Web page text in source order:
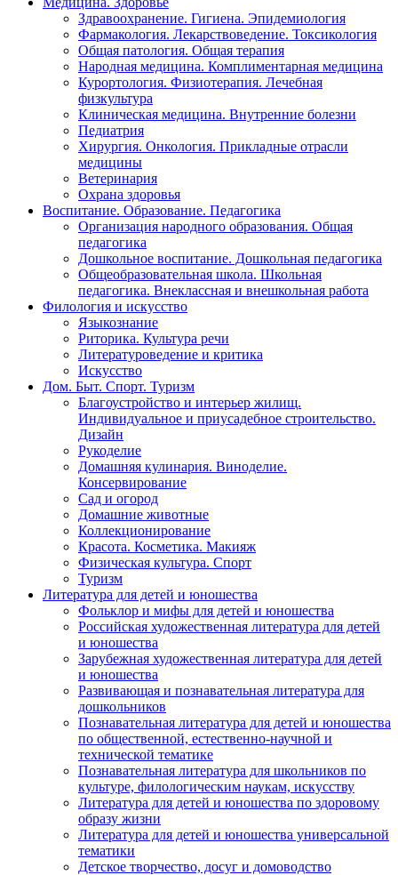
Здравоохранение. Гигиена. Эпидемиология
Фармакология. Лекарствоведение. Токсикология
Общая патология. Общая терапия
Народная медицина. Комплиментарная медицина
Курортология. Физиотерапия. Лечебная
физкультура
Клиническая медицина. Внутренние болезни
Педиатрия
Хирургия. Онкология. Прикладные отрасли
медицины
Ветеринария
Охрана здоровья
Воспитание. Образование. Педагогика
Организация народного образования. Общая
педагогика
Дошкольное воспитание. Дошкольная педагогика
Общеобразовательная школа. Школьная
педагогика. Внеклассная и внешкольная работа
Филология и искусство
Языкознание
Риторика. Культура речи
Литературоведение и критика
Искусство
Дом. Быт. Спорт. Туризм
Благоустройство и интерьер жилищ.
Индивидуальное и приусадебное строительство.
Дизайн
Рукоделие
Домашняя кулинария. Виноделие.
Консервирование
Сад и огород
Домашние животные
Коллекционирование
Красота. Косметика. Макияж
Физическая культура. Спорт
Туризм
Литература для детей и юношества
Фольклор и мифы для детей и юношества
Российская художественная литература для детей
и юношества
Зарубежная художественная литература для детей
и юношества
Развивающая и познавательная литература для
дошкольников
Познавательная литература для детей и юношества
по общественной, естественно-научной и
технической тематике
Познавательная литература для школьников по
культуре, филологическим наукам, искусству
Литература для детей и юношества по здоровому
образу жизни
Литература для детей и юношества универсальной
тематики
Детское творчество, досуг и домоводство